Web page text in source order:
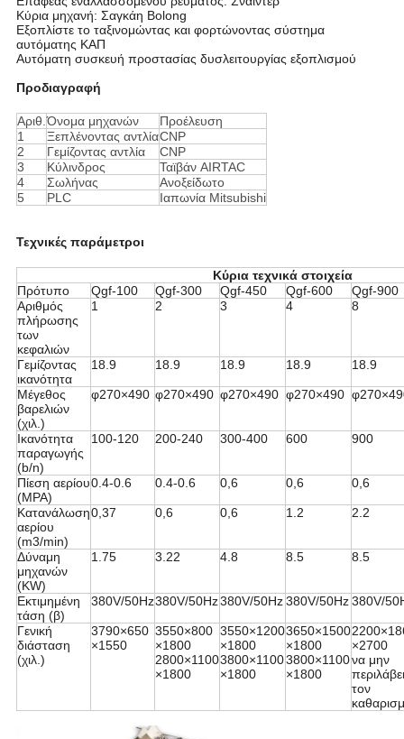
Κύρια μηχανή: Σαγκάη Bolong
Εξοπλίστε το ταξινομώντας και φορτώνοντας σύστημα
αυτόματης ΚΑΠ
Αυτόματη συσκευή προστασίας δυσλειτουργίας εξοπλισμού
Προδιαγραφή
Αριθ.Όνομα μηχανών
Προέλευση
1
Ξεπλένοντας αντλίαCNP
2
Γεμίζοντας αντλία
CNP
3
Κύλινδρος
Ταϊβάν AIRTAC
4
Σωλήνας
Ανοξείδωτο
5
PLC Ιαπωνία Mitsubishi
Τεχνικές παράμετροι
Κύρια τεχνικά στοιχεία
Πρότυπο
Qgf-100 Qgf-300 Qgf-450 Qgf-600
Qgf-900
Αριθμός
πλήρωσης
των
κεφαλιών
1 2 3 4 8
Γεμίζοντας
ικανότητα
18.9 18.9 18.9 18.9 18.9
Μέγεθος
βαρελιών
(χιλ.)
φ270×490 φ270×490 φ270×490 φ270×490
Ικανότητα
παραγωγής
(b/n)
100-120 200-240 300-400 600 900
Πίεση αερίου
(MPA)
0.4-0.6 0.4-0.6 0,6 0,6 0,6
Κατανάλωση
αερίου
(m3/min)
0,37 0,6 0,6 1.2 2.2
Δύναμη
μηχανών
(KW)
1.75 3.22 4.8 8.5 8.5
Εκτιμημένη
τάση (β)
380V/50Hz380V/50Hz380V/50Hz380V/50Hz380V/
Γενική
διάσταση
(χιλ.)
3790×650
×1550
3550×800
×1800
2800×1100
×1800
3550×1200
×1800
3800×1100
×1800
3650×1500
×1800
3800×1100
×1800
×2700
να μην
περιλάβει
τον